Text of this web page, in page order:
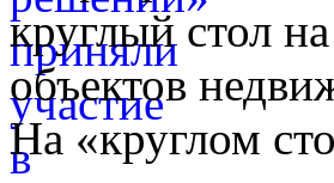
круглый стол
объектов
На «круглом